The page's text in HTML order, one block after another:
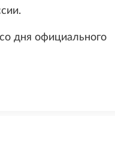
дня официального